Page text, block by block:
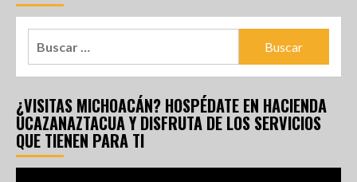
¿VISITAS MICHOACÁN? HOSPÉDATE EN HACIENDA
UCAZANAZTACUA Y DISFRUTA DE LOS SERVICIOS
QUE TIENEN PARA TI